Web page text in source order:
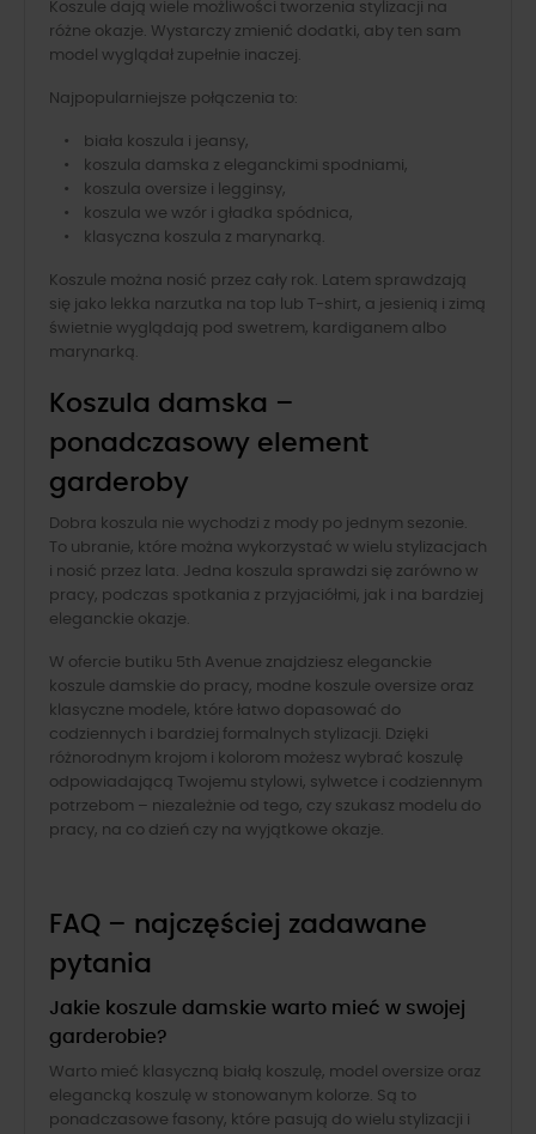
Koszule dają wiele możliwości tworzenia stylizacji na
różne okazje. Wystarczy zmienić dodatki, aby ten sam
model wyglądał zupełnie inaczej.
Najpopularniejsze połączenia to:
• biała koszula i jeansy,
• koszula damska z eleganckimi spodniami,
• koszula oversize i legginsy,
• koszula we wzór i gładka spódnica,
• klasyczna koszula z marynarką.
Koszule można nosić przez cały rok. Latem sprawdzają
się jako lekka narzutka na top lub T-shirt, a jesienią i zimą
świetnie wyglądają pod swetrem, kardiganem albo
marynarką.
Koszula damska –
ponadczasowy element
garderoby
Dobra koszula nie wychodzi z mody po jednym sezonie.
To ubranie, które można wykorzystać w wielu stylizacjach
i nosić przez lata. Jedna koszula sprawdzi się zarówno w
pracy, podczas spotkania z przyjaciółmi, jak i na bardziej
eleganckie okazje.
W ofercie butiku 5th Avenue znajdziesz eleganckie
koszule damskie do pracy, modne koszule oversize oraz
klasyczne modele, które łatwo dopasować do
codziennych i bardziej formalnych stylizacji. Dzięki
różnorodnym krojom i kolorom możesz wybrać koszulę
odpowiadającą Twojemu stylowi, sylwetce i codziennym
potrzebom – niezależnie od tego, czy szukasz modelu do
pracy, na co dzień czy na wyjątkowe okazje.
FAQ – najczęściej zadawane
pytania
Jakie koszule damskie warto mieć w swojej
garderobie?
Warto mieć klasyczną białą koszulę, model oversize oraz
elegancką koszulę w stonowanym kolorze. Są to
ponadczasowe fasony, które pasują do wielu stylizacji i